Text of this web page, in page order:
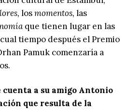
losmomentos, las
que tienen lugar en las
tiempo después el Premio
Pamuk comenzaría a
a su amigo Antonio
que resulta de la